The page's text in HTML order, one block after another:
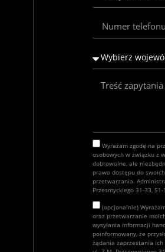
Wyrażam zgodę na
osobowych w związku z
dobrowolne, ale
prawo dostępu do
przetwarzania.
Przesmyckiego 31-33, 51-
(opcjonalnie)
oraz przetwarzanie
wysyłania informacji
poinformowany, że
żądania zaprzestania